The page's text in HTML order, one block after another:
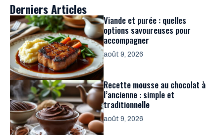
Derniers Articles
Viande et purée : quelles
options savoureuses pour
accompagner
août 9, 2026
Recette mousse au chocolat à
l’ancienne : simple et
traditionnelle
août 9, 2026